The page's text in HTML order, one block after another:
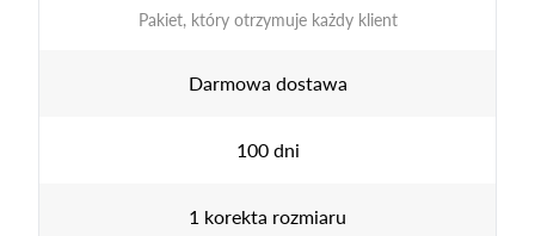
Pakiet, który otrzymuje każdy klient
Darmowa dostawa
100 dni
1 korekta rozmiaru